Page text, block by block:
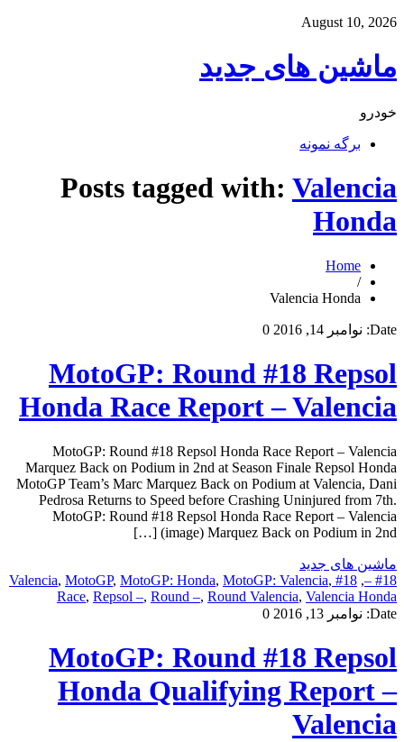
August 10, 2026
ماشین های جدید
خودرو
برگه نمونه
Posts tagged with: Valencia
Honda
Home
/
Valencia Honda
Date: نوامبر 14, 2016 0
MotoGP: Round #18 Repsol
Honda Race Report – Valencia
MotoGP: Round #18 Repsol Honda Race Report – Valencia
Marquez Back on Podium in 2nd at Season Finale Repsol Honda
MotoGP Team’s Marc Marquez Back on Podium at Valencia, Dani
Pedrosa Returns to Speed before Crashing Uninjured from 7th.
MotoGP: Round #18 Repsol Honda Race Report – Valencia
(image) Marquez Back on Podium in 2nd […]
ماشین های جدید
#18 –
,
#18 Valencia
, MotoGP, MotoGP: Honda, MotoGP: Valencia,
Race, Repsol –, Round –, Round Valencia, Valencia Honda
Date: نوامبر 13, 2016 0
MotoGP: Round #18 Repsol
Honda Qualifying Report –
Valencia